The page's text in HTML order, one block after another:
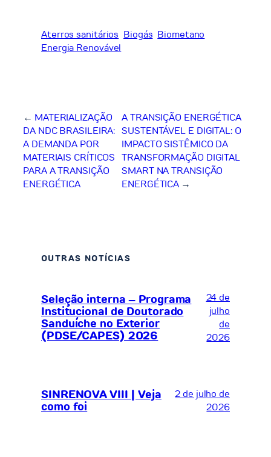
Aterros sanitários Biogás Biometano
Energia Renovável
← MATERIALIZAÇÃO
DA NDC BRASILEIRA:
A DEMANDA POR
MATERIAIS CRÍTICOS
PARA A TRANSIÇÃO
ENERGÉTICA
A TRANSIÇÃO ENERGÉTICA
SUSTENTÁVEL E DIGITAL: O
IMPACTO SISTÊMICO DA
TRANSFORMAÇÃO DIGITAL
SMART NA TRANSIÇÃO
ENERGÉTICA →
OUTRAS NOTÍCIAS
Seleção interna – Programa
Institucional de Doutorado
Sanduíche no Exterior
(PDSE/CAPES) 2026
24 de
julho
de
2026
SINRENOVA VIII | Veja
como foi
2 de julho de
2026